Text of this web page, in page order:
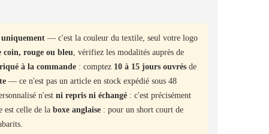
— c'est la couleur du textile, seul votre logo
coin, rouge ou bleu , vérifiez les modalités auprès de
à la commande : comptez 10 à 15 jours ouvrés de
— ce n'est pas un article en stock expédié sous 48
n'est ni repris ni échangé : c'est précisément
est celle de la boxe anglaise : pour un short court de